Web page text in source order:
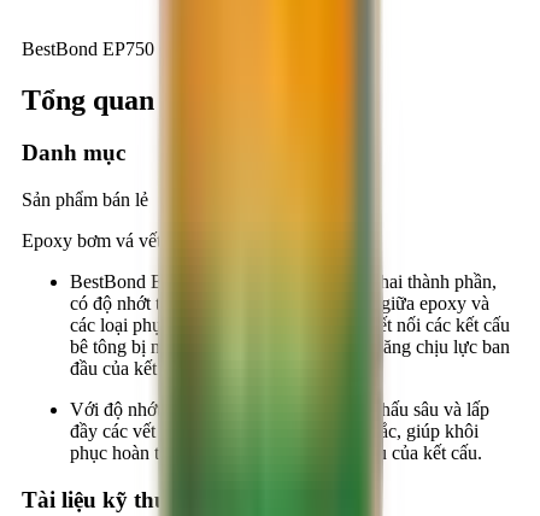
BestBond EP750 Confix
Tổng quan kỹ thuật
Danh mục
Sản phẩm bán lẻ
Epoxy bơm vá vết nứt bê tông, hai thành phần
BestBond EP750 là chất kết dính epoxy hai thành phần,
có độ nhớt thấp. Sản phẩm là sự kết hợp giữa epoxy và
các loại phụ gia chuyên dụng, dùng để kết nối các kết cấu
bê tông bị nứt, xé, nhằm khôi phục khả năng chịu lực ban
đầu của kết cấu.
Với độ nhớt thấp, vật liệu dễ dàng thẩm thấu sâu và lấp
đầy các vết nứt nhỏ, tạo liên kết vững chắc, giúp khôi
phục hoàn toàn khả năng chịu tải ban đầu của kết cấu.
Tài liệu kỹ thuật